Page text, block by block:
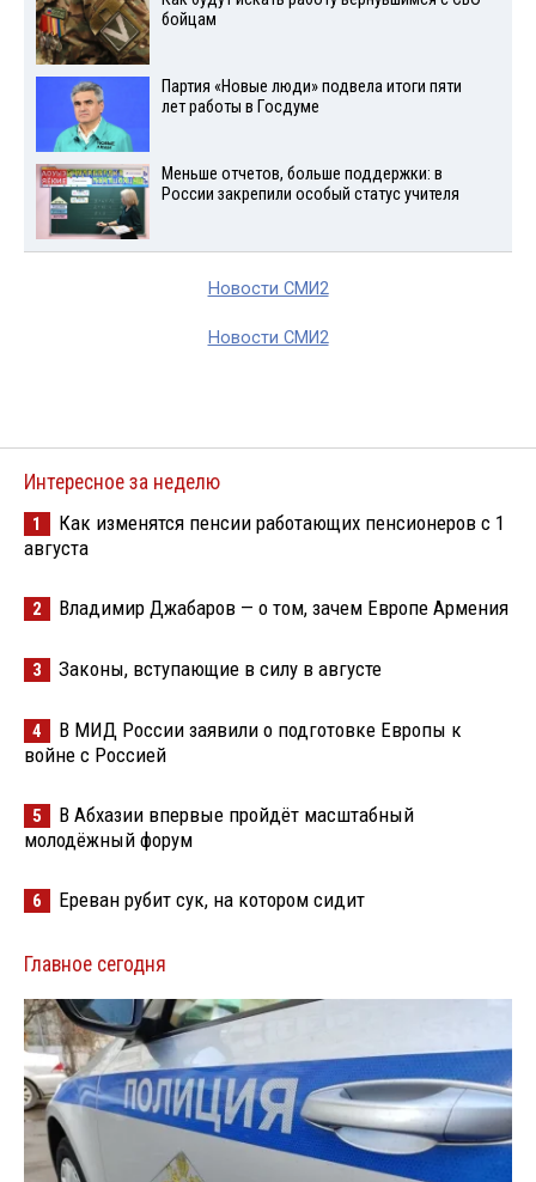
бойцам
Партия «Новые люди» подвела итоги пяти
лет работы в Госдуме
Меньше отчетов, больше поддержки: в
России закрепили особый статус учителя
Новости СМИ2
Новости СМИ2
Интересное за неделю
1
Как изменятся пенсии работающих пенсионеров с 1
августа
2 Владимир Джабаров — о том, зачем Европе Армения
3 Законы, вступающие в силу в августе
4
В МИД России заявили о подготовке Европы к
войне с Россией
5
В Абхазии впервые пройдёт масштабный
молодёжный форум
6 Ереван рубит сук, на котором сидит
Главное сегодня